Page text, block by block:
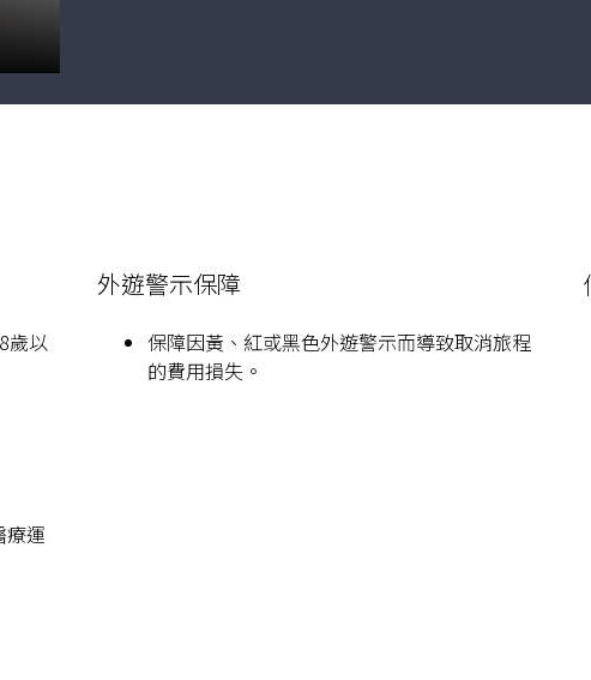
歲以
外遊警示保障
保障因黃、紅或黑色外遊警示而導致取消旅程
的費用損失。
療運